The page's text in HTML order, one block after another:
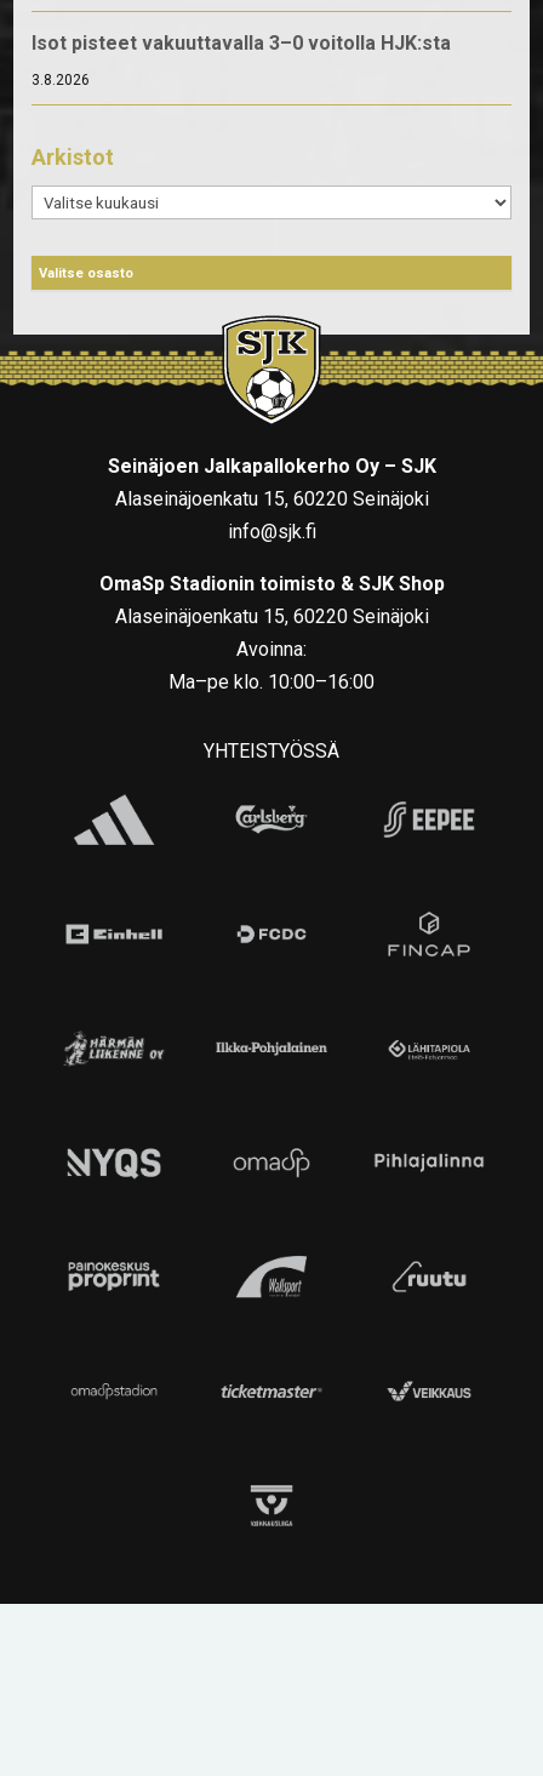
Isot pisteet vakuuttavalla 3–0 voitolla HJK:sta
3.8.2026
Arkistot
Arkistot
Seinäjoen Jalkapallokerho Oy – SJK
Alaseinäjoenkatu 15, 60220 Seinäjoki
info@sjk.fi
OmaSp Stadionin toimisto & SJK Shop
Alaseinäjoenkatu 15, 60220 Seinäjoki
Avoinna:
Ma–pe klo. 10:00–16:00
YHTEISTYÖSSÄ